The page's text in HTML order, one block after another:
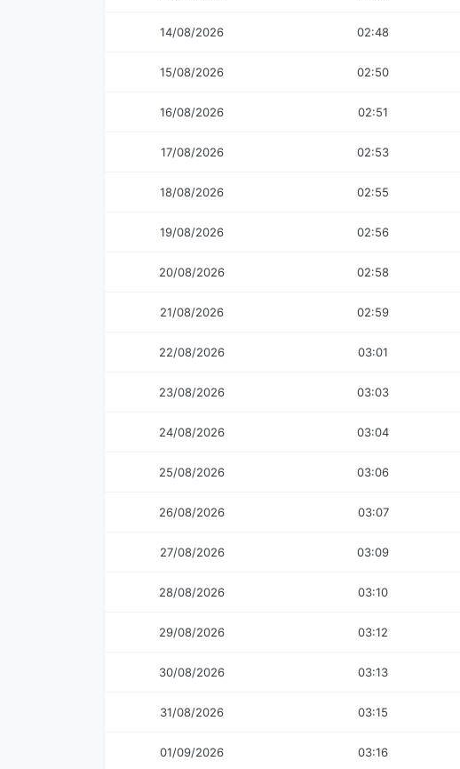
14/08/2026 02:48
15/08/2026 02:50
16/08/2026 02:51
17/08/2026 02:53
18/08/2026 02:55
19/08/2026 02:56
20/08/2026 02:58
21/08/2026 02:59
22/08/2026 03:01
23/08/2026 03:03
24/08/2026 03:04
25/08/2026 03:06
26/08/2026 03:07
27/08/2026 03:09
28/08/2026 03:10
29/08/2026 03:12
30/08/2026 03:13
31/08/2026 03:15
01/09/2026 03:16